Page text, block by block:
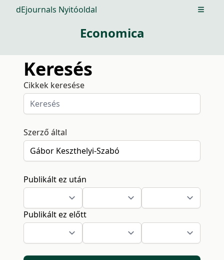
dEjournals Nyitóoldal Open
Economica
Keresés
Cikkek keresése
Szerző által
Publikált ez után
Publikált ez előtt